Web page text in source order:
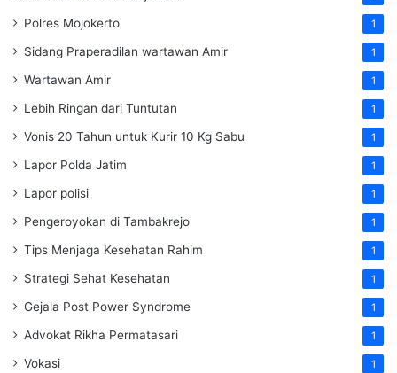
Polres Mojokerto 1
Sidang Praperadilan wartawan Amir 1
Wartawan Amir 1
Lebih Ringan dari Tuntutan 1
Vonis 20 Tahun untuk Kurir 10 Kg Sabu 1
Lapor Polda Jatim 1
Lapor polisi 1
Pengeroyokan di Tambakrejo 1
Tips Menjaga Kesehatan Rahim 1
Strategi Sehat Kesehatan 1
Gejala Post Power Syndrome 1
Advokat Rikha Permatasari 1
Vokasi 1